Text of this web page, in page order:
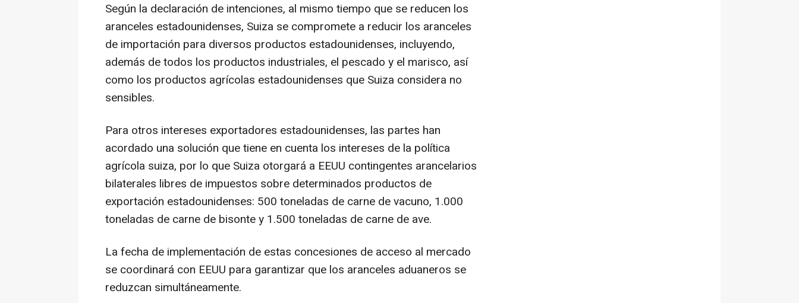
Según la declaración de intenciones, al mismo tiempo que se reducen los
aranceles estadounidenses, Suiza se compromete a reducir los aranceles
de importación para diversos productos estadounidenses, incluyendo,
además de todos los productos industriales, el pescado y el marisco, así
como los productos agrícolas estadounidenses que Suiza considera no
sensibles.
Para otros intereses exportadores estadounidenses, las partes han
acordado una solución que tiene en cuenta los intereses de la política
agrícola suiza, por lo que Suiza otorgará a EEUU contingentes arancelarios
bilaterales libres de impuestos sobre determinados productos de
exportación estadounidenses: 500 toneladas de carne de vacuno, 1.000
toneladas de carne de bisonte y 1.500 toneladas de carne de ave.
La fecha de implementación de estas concesiones de acceso al mercado
se coordinará con EEUU para garantizar que los aranceles aduaneros se
reduzcan simultáneamente.